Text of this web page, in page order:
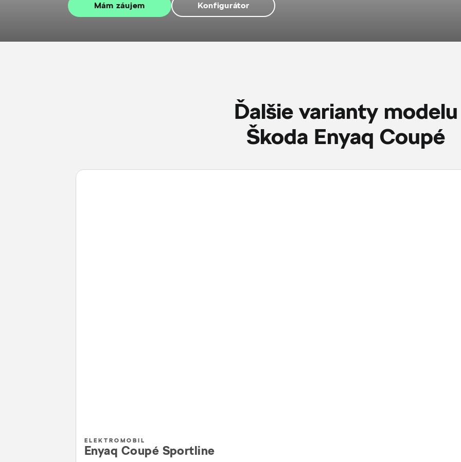
Mám záujem Konfigurátor
Ďalšie varianty modelu
Škoda Enyaq Coupé
ELEKTROMOBIL
Enyaq Coupé Sportline